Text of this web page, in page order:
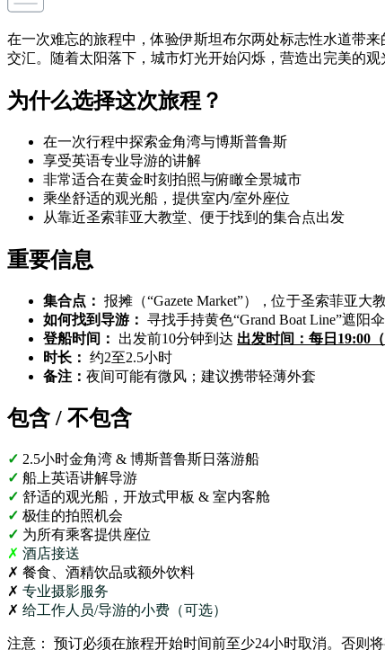
在一次难忘的旅程中，体验伊斯坦布尔两处标志性水道带
交汇。随着太阳落下，城市灯光开始闪烁，营造出完美的观
为什么选择这次旅程？
在一次行程中探索金角湾与博斯普鲁斯
享受英语专业导游的讲解
非常适合在黄金时刻拍照与俯瞰全景城市
乘坐舒适的观光船，提供室内/室外座位
从靠近圣索菲亚大教堂、便于找到的集合点出发
重要信息
集合点： 报摊（“Gazete Market”），位于圣索菲亚大
如何找到导游： 寻找手持黄色“Grand Boat Line”遮阳
登船时间： 出发前10分钟到达 出发时间：每日19:00（
时长： 约2至2.5小时
备注： 夜间可能有微风；建议携带轻薄外套
包含 / 不包含
✓ 2.5小时金角湾 & 博斯普鲁斯日落游船
✓ 船上英语讲解导游
✓ 舒适的观光船，开放式甲板 & 室内客舱
✓ 极佳的拍照机会
✓ 为所有乘客提供座位
✗ 酒店接送
✗ 餐食、酒精饮品或额外饮料
✗ 专业摄影服务
✗ 给工作人员/导游的小费（可选）
注意： 预订必须在旅程开始时间前至少24小时取消。否则将